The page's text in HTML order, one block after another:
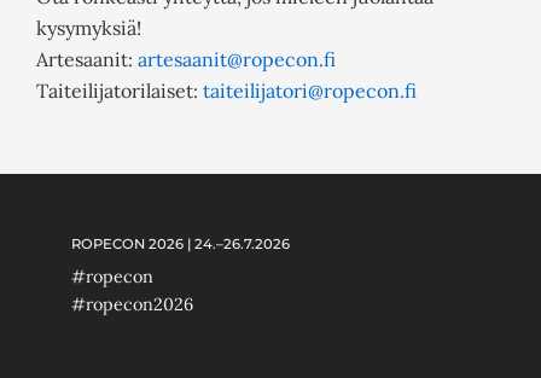
kysymyksiä!
Artesaanit: artesaanit@ropecon.fi
Taiteilijatorilaiset: taiteilijatori@ropecon.fi
ROPECON 2026 | 24.–26.7.2026
#ropecon
#ropecon2026